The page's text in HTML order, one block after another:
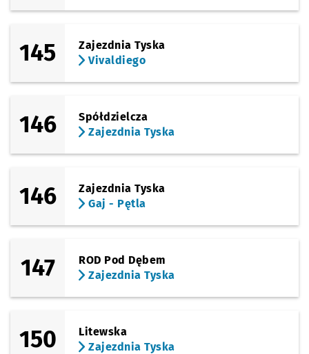
145
Zajezdnia Tyska
Vivaldiego
146
Spółdzielcza
Zajezdnia Tyska
146
Zajezdnia Tyska
Gaj - Pętla
147
ROD Pod Dębem
Zajezdnia Tyska
150
Litewska
Zajezdnia Tyska